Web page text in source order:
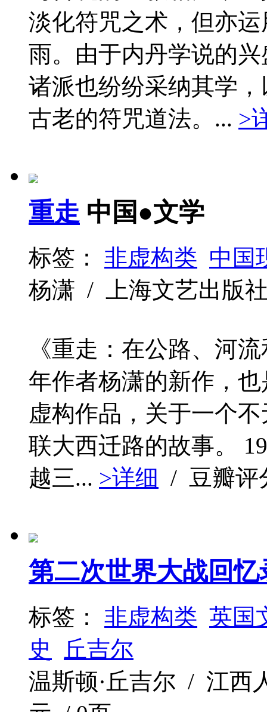
淡化符咒之术，但亦
雨。由于内丹学说的
诸派也纷纷采纳其学
古老的符咒道法。... >
重走 中国●文学
标签： 非虚构类 中国
杨潇 / 上海文艺出版
《重走：在公路、河
年作者杨潇的新作，
虚构作品，关于一个
联大西迁路的故事。
越三... >详细 / 豆瓣
第二次世界大战回忆
标签： 非虚构类 英国
史
丘吉尔
温斯顿·丘吉尔 / 江西